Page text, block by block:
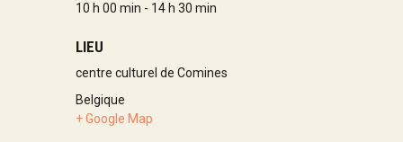
10 h 00 min - 14 h 30 min
LIEU
centre culturel de Comines
Belgique
+ Google Map